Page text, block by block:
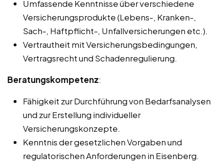
Umfassende Kenntnisse über verschiedene
Versicherungsprodukte (Lebens-, Kranken-,
Sach-, Haftpflicht-, Unfallversicherungen etc.).
Vertrautheit mit Versicherungsbedingungen,
Vertragsrecht und Schadenregulierung.
Beratungskompetenz:
Fähigkeit zur Durchführung von Bedarfsanalysen
und zur Erstellung individueller
Versicherungskonzepte.
Kenntnis der gesetzlichen Vorgaben und
regulatorischen Anforderungen in Eisenberg.